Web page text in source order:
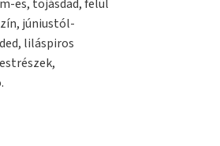
es, tojásdad, felül
júniustól-
liláspiros